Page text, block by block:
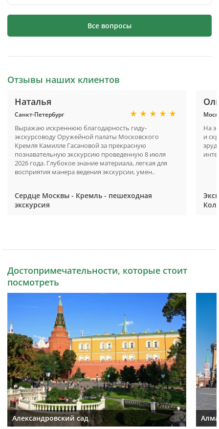
Все вопросы
Отзывы наших клиентов
Наталья
Санкт-Петербург
Выражаю искреннюю благодарность гиду-
экскурсоводу Оружейной палаты Московского
Кремля Камилле Гасановой за прекрасную
познавательную экскурсию проведенную 8 июля
2026 года. Глубокое знание материала, легкая для
восприятия манера ведения экскурсии, умен..
Сердце Москвы - Кремль - пешеходная
экскурсия
На
и
Достопримечательности, которые стоит
посмотреть
Александровский сад